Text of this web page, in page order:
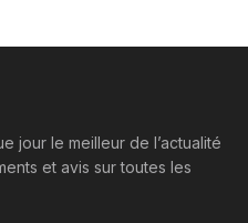
jour le meilleur de l’actualité
et avis sur toutes les